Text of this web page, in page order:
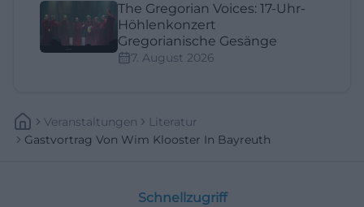
The Gregorian Voices: 17-Uhr-
Höhlenkonzert
Gregorianische Gesänge
7. August 2026
Veranstaltungen
Literatur
Gastvortrag Von Wim Klooster In Bayreuth
Schnellzugriff